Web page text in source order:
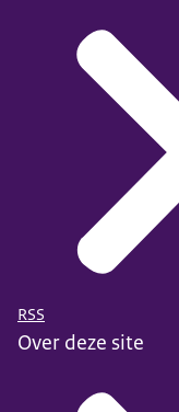
RSS
Over deze site